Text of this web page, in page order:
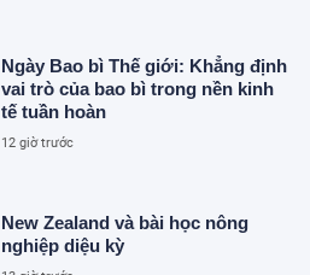
Ngày Bao bì Thế giới: Khẳng định
vai trò của bao bì trong nền kinh
tế tuần hoàn
12 giờ trước
New Zealand và bài học nông
nghiệp diệu kỳ